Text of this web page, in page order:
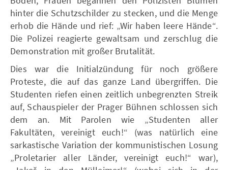
hinter die Schutzschilder zu stecken, und die Menge
erhob die Hände und rief: „Wir haben leere Hände“.
Die Polizei reagierte gewaltsam und zerschlug die
Demonstration mit großer Brutalität.
Dies war die Initialzündung für noch größere
Proteste, die auf das ganze Land übergriffen. Die
Studenten riefen einen zeitlich unbegrenzten Streik
auf, Schauspieler der Prager Bühnen schlossen sich
dem an. Mit Parolen wie „Studenten aller
Fakultäten, vereinigt euch!“ (was natürlich eine
sarkastische Variation der kommunistischen Losung
„Proletarier aller Länder, vereinigt euch!“ war),